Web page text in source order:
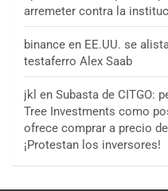
arremeter contra la
binance en EE.UU. se
testaferro Alex Saab
jkl en Subasta de CITGO:
Tree Investments como
ofrece comprar a precio
¡Protestan los inversores!